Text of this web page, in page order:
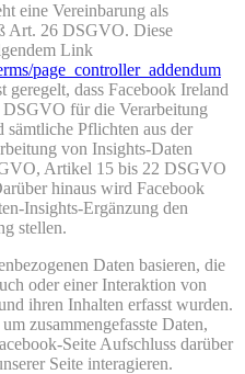
eine Vereinbarung als
Art. 26 DSGVO. Diese
Link
page_controller_addendum
dass Facebook Ireland
für die Verarbeitung
Pflichten aus der
von Insights-Daten
Artikel 15 bis 22 DSGVO
hinaus wird Facebook
Insights-Ergänzung den
stellen.
Daten basieren, die
oder einer Interaktion von
ihren Inhalten erfasst wurden.
zusammengefasste Daten,
Seite Aufschluss darüber
Seite interagieren.